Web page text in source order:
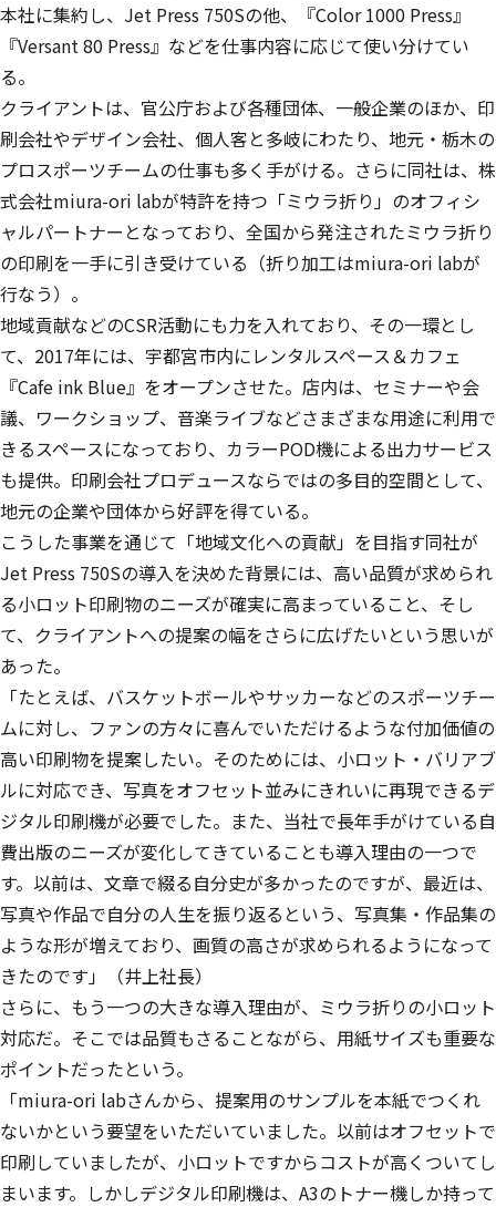
本社に集約し、Jet Press 750Sの他、『Color 1000 Press』
『Versant 80 Press』などを仕事内容に応じて使い分けてい
る。
クライアントは、官公庁および各種団体、一般企業のほか、印
刷会社やデザイン会社、個人客と多岐にわたり、地元・栃木の
プロスポーツチームの仕事も多く手がける。さらに同社は、株
式会社miura-ori labが特許を持つ「ミウラ折り」のオフィシ
ャルパートナーとなっており、全国から発注されたミウラ折り
の印刷を一手に引き受けている（折り加工はmiura-ori labが
行なう）。
地域貢献などのCSR活動にも力を入れており、その一環とし
て、2017年には、宇都宮市内にレンタルスペース＆カフェ
『Cafe ink Blue』をオープンさせた。店内は、セミナーや会
議、ワークショップ、音楽ライブなどさまざまな用途に利用で
きるスペースになっており、カラーPOD機による出力サービス
も提供。印刷会社プロデュースならではの多目的空間として、
地元の企業や団体から好評を得ている。
こうした事業を通じて「地域文化への貢献」を目指す同社が
Jet Press 750Sの導入を決めた背景には、高い品質が求められ
る小ロット印刷物のニーズが確実に高まっていること、そし
て、クライアントへの提案の幅をさらに広げたいという思いが
あった。
「たとえば、バスケットボールやサッカーなどのスポーツチー
ムに対し、ファンの方々に喜んでいただけるような付加価値の
高い印刷物を提案したい。そのためには、小ロット・バリアブ
ルに対応でき、写真をオフセット並みにきれいに再現できるデ
ジタル印刷機が必要でした。 また、当社で長年手がけている自
費出版のニーズが変化してきていることも導入理由の一つで
す。以前は、文章で綴る自分史が多かったのですが、最近は、
写真や作品で自分の人生を振り返るという、 写真集・作品集の
ような形が増えており、画質の高さが求められるようになって
きたのです」（井上社長）
さらに、もう一つの大きな導入理由が、ミウラ折りの小ロット
対応だ。そこでは品質もさることながら、用紙サイズも重要な
ポイントだったという。
「miura-ori labさんから、提案用のサンプルを本紙でつくれ
ないかという要望をいただいていました。以前はオフセットで
印刷していましたが、小ロットですからコストが高くついてし
まいます。しかしデジタル印刷機は、A3のトナー機しか持って